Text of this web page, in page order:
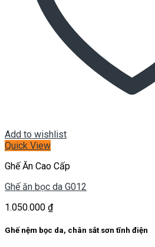
Add to wishlist
Quick View
Ghế Ăn Cao Cấp
Ghế ăn bọc da G012
1.050.000 ₫
Ghế nệm bọc da, chân sắt sơn tĩnh điện